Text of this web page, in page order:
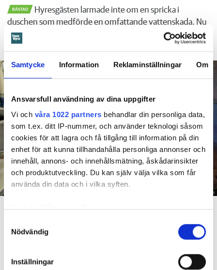
Samtycke Information Reklaminställningar Om
Ansvarsfull användning av dina uppgifter
Vi och våra 1022 partners behandlar din personliga data,
som t.ex. ditt IP-nummer, och använder teknologi såsom
cookies för att lagra och få tillgång till information på din
enhet för att kunna tillhandahålla personliga annonser och
innehåll, annons- och innehållsmätning, åskådarinsikter
och produktutveckling. Du kan själv välja vilka som får
använda din data och i vilka syften.
Med din tillåtelse skulle vi även vilja:
som kan ha en noggrannhet på upp till flera meter
Nödvändig
Inställningar
BÅSTAD
Hyresgästen larmade inte om en spricka i
duschen som medförde en omfattande vattenskada. Nu
måste han lämna lägenheten efter drygt 30 år men får
längre tid på sig att flytta efter att domen överklagats.
Foto: Hyresnämnden
röda markeringarna) och orsakat rötskador i syllen.
Dela
Hyresgästen har bott i lägenheten i skånska Båstad sedan
1995 men måste nu flytta sedan hans kontrakt prövats både